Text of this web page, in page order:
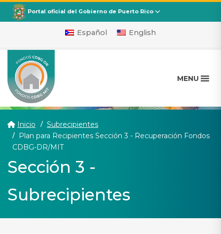
CDBG
Departamento de la Vivienda
Portal oficial del Gobierno de Puerto Rico
Español English
MENU
Inicio
Subrecipientes
Plan para Recipientes Sección 3 - Recuperación Fondos
CDBG-DR/MIT(current)
Sección 3 -
Subrecipientes